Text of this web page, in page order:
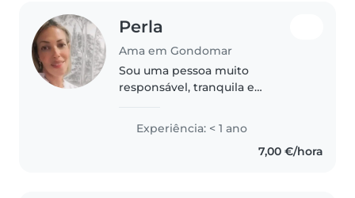
Perla
Ama em Gondomar
Sou uma pessoa muito
responsável, tranquila e
crianças e de criar um ambiente
seguro e acolhedor para elas.
Embora ainda tenha pouca
Experiência: < 1 ano
7,00 €/hora